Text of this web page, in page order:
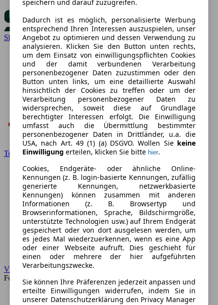
Skoda
Toyota
VW
Forum
speichern und darauf zuzugreifen.
Dadurch ist es möglich, personalisierte Werbung
entsprechend Ihren Interessen auszuspielen, unser
Angebot zu optimieren und dessen Verwendung zu
analysieren. Klicken Sie den Button unten rechts,
um dem Einsatz von einwilligungspflichten Cookies
und der damit verbundenen Verarbeitung
personenbezogener Daten zuzustimmen oder den
Button unten links, um eine detaillierte Auswahl
hinsichtlich der Cookies zu treffen oder um der
Verarbeitung personenbezogener Daten zu
widersprechen, soweit diese auf Grundlage
berechtigter Interessen erfolgt. Die Einwilligung
umfasst auch die Übermittlung bestimmter
personenbezogener Daten in Drittländer, u.a. die
USA, nach Art. 49 (1) (a) DSGVO. Wollen Sie keine
Einwilligung erteilen, klicken Sie bitte hier.
Cookies, Endgeräte- oder ähnliche Online-
Kennungen (z. B. login-basierte Kennungen, zufällig
generierte Kennungen, netzwerkbasierte
Kennungen) können zusammen mit anderen
Informationen (z. B. Browsertyp und
Browserinformationen, Sprache, Bildschirmgröße,
unterstützte Technologien usw.) auf Ihrem Endgerät
gespeichert oder von dort ausgelesen werden, um
es jedes Mal wiederzuerkennen, wenn es eine App
oder einer Webseite aufruft. Dies geschieht für
einen oder mehrere der hier aufgeführten
Verarbeitungszwecke.
Sie können Ihre Präferenzen jederzeit anpassen und
erteilte Einwilligungen widerrufen, indem Sie in
unserer Datenschutzerklärung den Privacy Manager